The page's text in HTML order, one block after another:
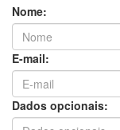
festivos,
um fator de
A iniciativa
política
de mulheres
Nome:
E-mail:
Dados opcionais: